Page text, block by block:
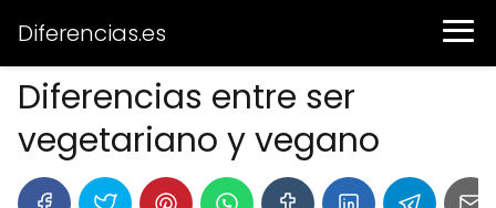
Diferencias.es
Diferencias entre ser
vegetariano y vegano